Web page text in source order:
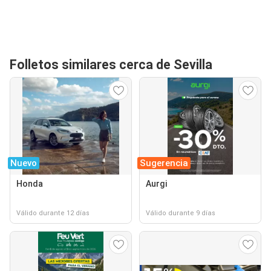
Folletos similares cerca de Sevilla
Nuevo
Honda
Válido durante 12 días
Sugerencia
Aurgi
Válido durante 9 días